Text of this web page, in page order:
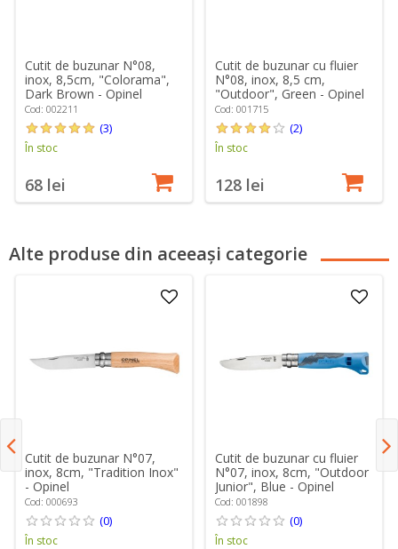
Cutit de buzunar N°08,
inox, 8,5cm, "Colorama",
Dark Brown - Opinel
Cod: 002211
(3)
În stoc
68 lei
Cutit de buzunar cu fluier
N°08, inox, 8,5 cm,
"Outdoor", Green - Opinel
Cod: 001715
(2)
În stoc
128 lei
Alte produse din aceeași categorie
Cutit de buzunar N°07,
inox, 8cm, "Tradition Inox"
- Opinel
Cod: 000693
(0)
În stoc
Cutit de buzunar cu fluier
N°07, inox, 8cm, "Outdoor
Junior", Blue - Opinel
Cod: 001898
(0)
În stoc